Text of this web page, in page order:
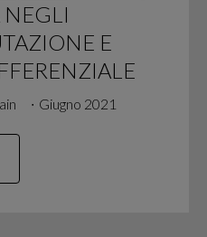
NEGLI
E
∙ Giugno 2021